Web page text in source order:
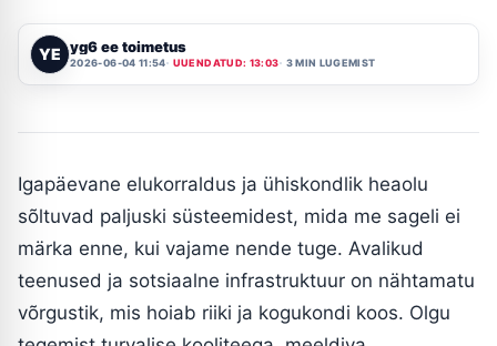
YE yg6 ee toimetus
2026-06-04 11:54 UUENDATUD: 13:03 3 MIN LUGEMIST
Igapäevane elukorraldus ja ühiskondlik heaolu
sõltuvad paljuski süsteemidest, mida me sageli ei
märka enne, kui vajame nende tuge. Avalikud
teenused ja sotsiaalne infrastruktuur on nähtamatu
võrgustik, mis hoiab riiki ja kogukondi koos. Olgu